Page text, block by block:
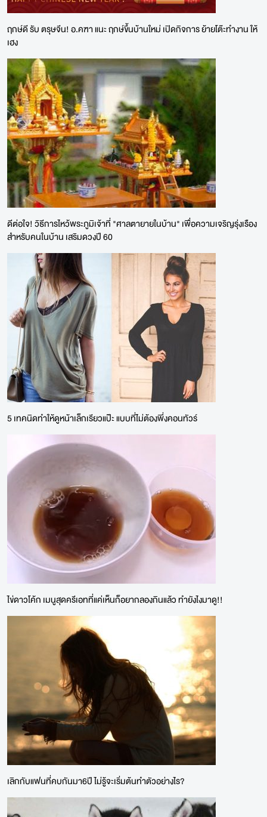
ฤกษ์ดี รับ ตรุษจีน! อ.คฑา แนะ ฤกษ์ขึ้นบ้านใหม่ เปิดกิจการ ย้ายโต๊ะทำงาน ให้
เฮง
ดีต่อใจ! วิธีการไหว้พระภูมิเจ้าที่ "ศาลตายายในบ้าน" เพื่อความเจริญรุ่งเรือง
สำหรับคนในบ้าน เสริมดวงปี 60
5 เทคนิดทำให้ดูหน้าเล็กเรียวแป๊ะ แบบที่ไม่ต้องพึ่งคอนทัวร์
ไข่ดาวโค้ก เมนูสุดครีเอทที่แค่เห็นก็อยากลองกินแล้ว ทำยังไงมาดู!!
เลิกกับแฟนที่คบกันมา6ปี ไม่รู้จะเริ่มต้นทำตัวอย่างไร?